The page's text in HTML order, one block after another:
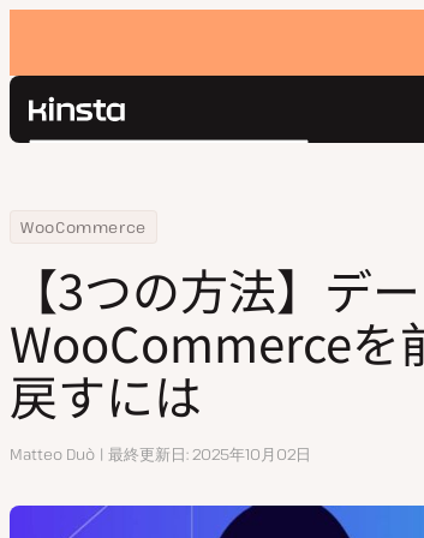
Kinsta®
価格設定
お問い合わせ
検
Home
リソースセンター
WooCommerce
【3つの方法】データを保持したままWooCommerce
【3つの方法】デ
WooCommerceを
戻すには
執
Matteo Duò 最終更新日 2025年10月02日